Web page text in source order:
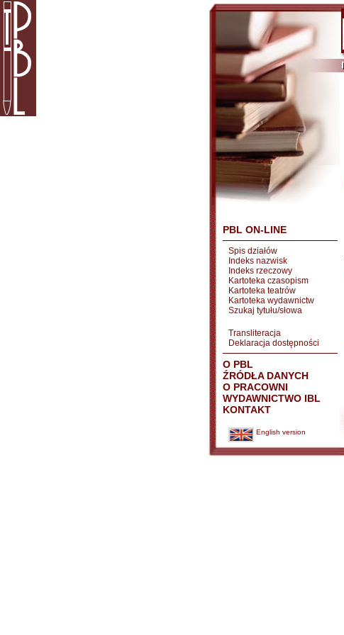
PBL ON-LINE
Spis działów
Indeks nazwisk
Indeks rzeczowy
Kartoteka czasopism
Kartoteka teatrów
Kartoteka wydawnictw
Szukaj tytułu/słowa
Transliteracja
Deklaracja dostępności
O PBL
ŹRÓDŁA DANYCH
O PRACOWNI
WYDAWNICTWO IBL
KONTAKT
English version